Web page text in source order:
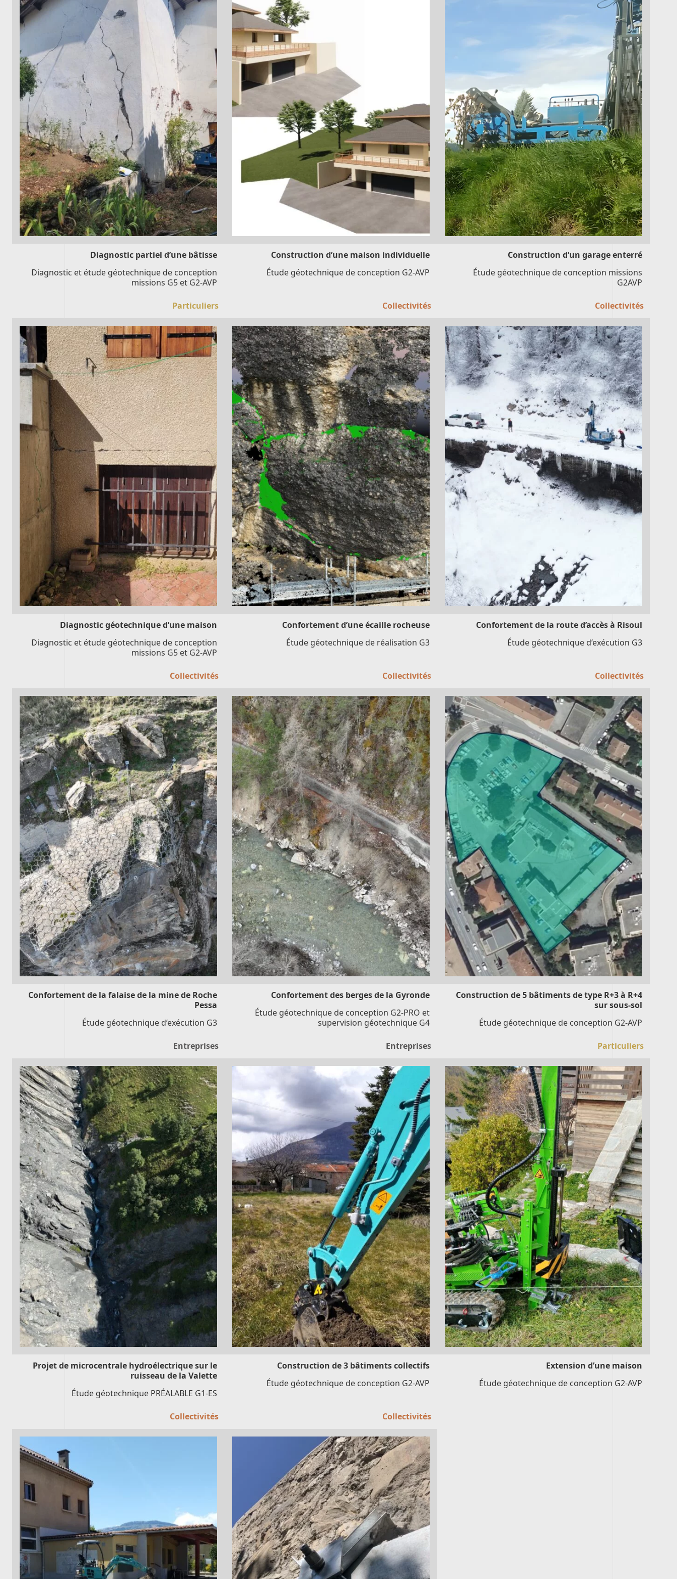
Diagnostic partiel d’une bâtisse
Diagnostic et étude géotechnique de conception
missions G5 et G2-AVP
Construction d’une maison individuelle
Étude géotechnique de conception G2-AVP
Construction d’un garage enterré
Étude géotechnique de conception missions
G2AVP
Particuliers
Diagnostic géotechnique d’une maison
Diagnostic et étude géotechnique de conception
missions G5 et G2-AVP
Collectivités
Confortement d’une écaille rocheuse
Étude géotechnique de réalisation G3
Collectivités
Confortement de la route d’accès à Risoul
Étude géotechnique d’exécution G3
Collectivités
Confortement de la falaise de la mine de Roche
Pessa
Étude géotechnique d’exécution G3
Collectivités
Confortement des berges de la Gyronde
Étude géotechnique de conception G2-PRO et
supervision géotechnique G4
Collectivités
Construction de 5 bâtiments de type R+3 à R+4
sur sous-sol
Étude géotechnique de conception G2-AVP
Entreprises
Projet de microcentrale hydroélectrique sur le
ruisseau de la Valette
Étude géotechnique PRÉALABLE G1-ES
Entreprises
Construction de 3 bâtiments collectifs
Étude géotechnique de conception G2-AVP
Particuliers
Extension d’une maison
Étude géotechnique de conception G2-AVP
Collectivités Collectivités